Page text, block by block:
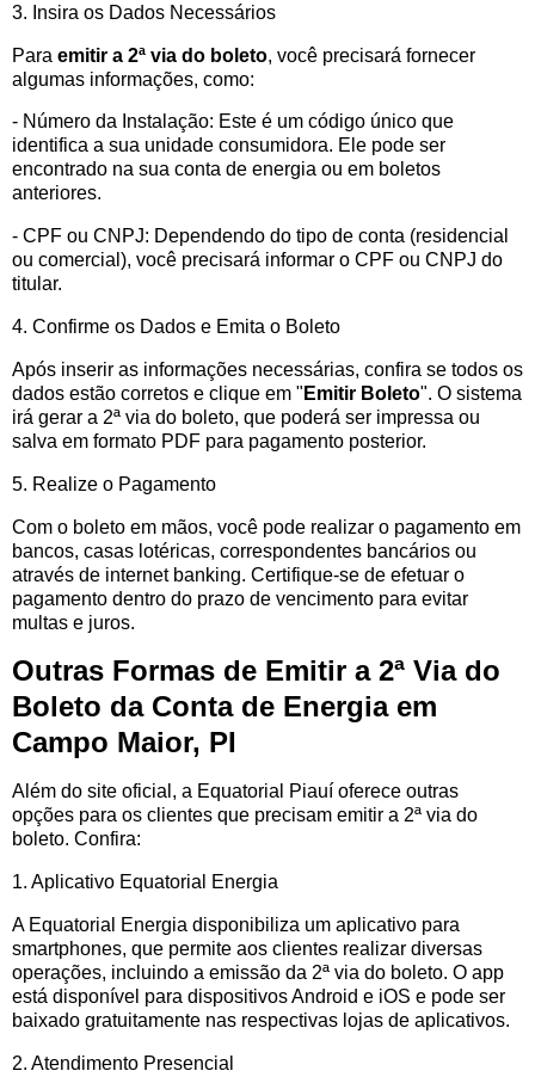
3. Insira os Dados Necessários
Para emitir a 2ª via do boleto, você precisará fornecer
algumas informações, como:
- Número da Instalação: Este é um código único que
identifica a sua unidade consumidora. Ele pode ser
encontrado na sua conta de energia ou em boletos
anteriores.
- CPF ou CNPJ: Dependendo do tipo de conta (residencial
ou comercial), você precisará informar o CPF ou CNPJ do
titular.
4. Confirme os Dados e Emita o Boleto
Após inserir as informações necessárias, confira se todos os
dados estão corretos e clique em " Emitir Boleto". O sistema
irá gerar a 2ª via do boleto, que poderá ser impressa ou
salva em formato PDF para pagamento posterior.
5. Realize o Pagamento
Com o boleto em mãos, você pode realizar o pagamento em
bancos, casas lotéricas, correspondentes bancários ou
através de internet banking. Certifique-se de efetuar o
pagamento dentro do prazo de vencimento para evitar
multas e juros.
Outras Formas de Emitir a 2ª Via do
Boleto da Conta de Energia em
Campo Maior, PI
Além do site oficial, a Equatorial Piauí oferece outras
opções para os clientes que precisam emitir a 2ª via do
boleto. Confira:
1. Aplicativo Equatorial Energia
A Equatorial Energia disponibiliza um aplicativo para
smartphones, que permite aos clientes realizar diversas
operações, incluindo a emissão da 2ª via do boleto. O app
está disponível para dispositivos Android e iOS e pode ser
baixado gratuitamente nas respectivas lojas de aplicativos.
2. Atendimento Presencial